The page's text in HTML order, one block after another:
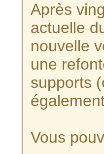
Après
actuelle
nouvelle
une
supports
Vous